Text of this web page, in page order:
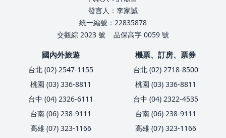
發言人：李家誠
統一編號：22835878
交觀綜 2023 號
品保高字 0059 號
國內外旅遊
台北 (02) 2547-1155
桃園 (03) 336-8811
台中 (04) 2326-6111
台南 (06) 238-9111
高雄 (07) 323-1166
機票、訂房、票券
台北 (02) 2718-8500
桃園 (03) 336-8811
台中 (04) 2322-4535
台南 (06) 238-9111
高雄 (07) 323-1166